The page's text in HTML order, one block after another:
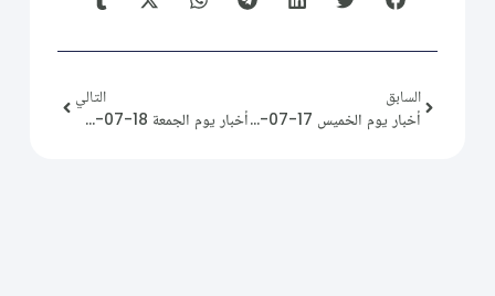
السابق
أخبار يوم الخميس 17-07-2025
التالي
أخبار يوم الجمعة 18-07-2025